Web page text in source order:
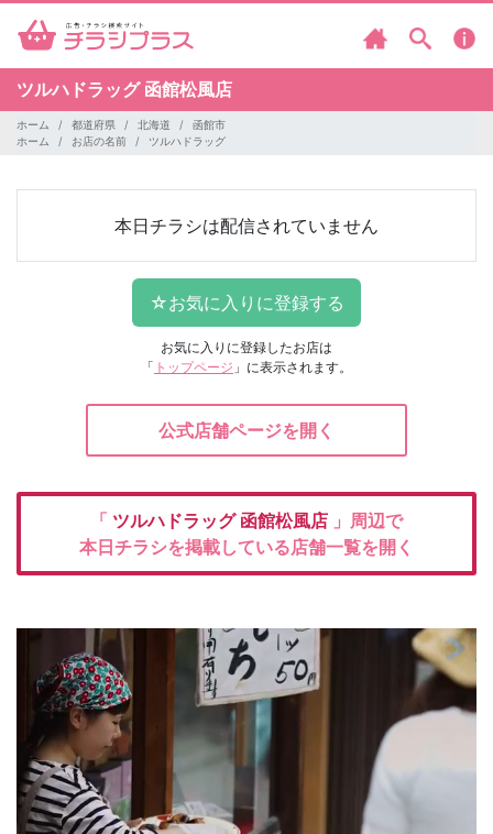
ツルハドラッグ 函館松風店
ホーム 都道府県 北海道
函館市
ホーム
お店の名前 ツルハドラッグ
本日チラシは配信されていません
お気に入りに登録したお店は
「 トップページ 」に表示されます。
公式店舗ページを開く
「 ツルハドラッグ 函館松風店 」周辺で
本日チラシを掲載している店舗一覧を開く